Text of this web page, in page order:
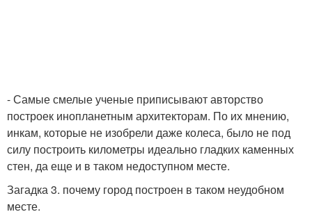
- Самые смелые ученые приписывают авторство
построек инопланетным архитекторам. По их мнению,
инкам, которые не изобрели даже колеса, было не под
силу построить километры идеально гладких каменных
стен, да еще и в таком недоступном месте.
Загадка 3. почему город построен в таком неудобном
месте.